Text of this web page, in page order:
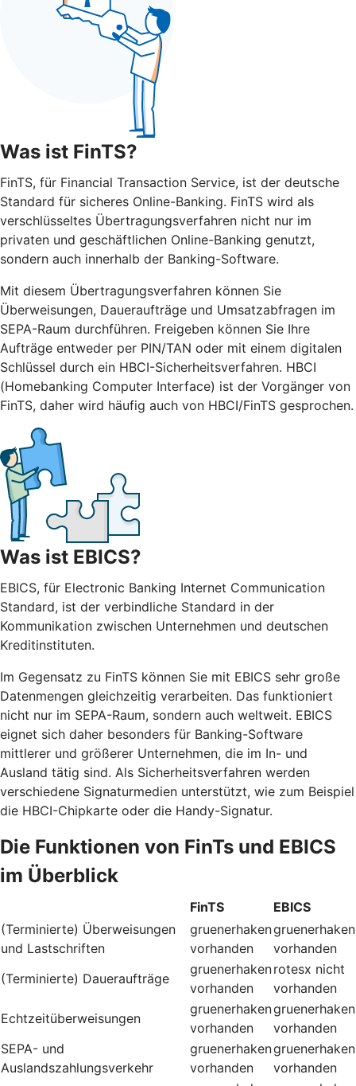
Was ist FinTS?
FinTS, für Financial Transaction Service, ist der deutsche
Standard für sicheres Online-Banking. FinTS wird als
verschlüsseltes Übertragungsverfahren nicht nur im
privaten und geschäftlichen Online-Banking genutzt,
sondern auch innerhalb der Banking-Software.
Mit diesem Übertragungsverfahren können Sie
Überweisungen, Daueraufträge und Umsatzabfragen im
SEPA-Raum durchführen. Freigeben können Sie Ihre
Aufträge entweder per PIN/TAN oder mit einem digitalen
Schlüssel durch ein HBCI-Sicherheitsverfahren. HBCI
(Homebanking Computer Interface) ist der Vorgänger von
FinTS, daher wird häufig auch von HBCI/FinTS gesprochen.
Was ist EBICS?
EBICS, für Electronic Banking Internet Communication
Standard, ist der verbindliche Standard in der
Kommunikation zwischen Unternehmen und deutschen
Kreditinstituten.
Im Gegensatz zu FinTS können Sie mit EBICS sehr große
Datenmengen gleichzeitig verarbeiten. Das funktioniert
nicht nur im SEPA-Raum, sondern auch weltweit. EBICS
eignet sich daher besonders für Banking-Software
mittlerer und größerer Unternehmen, die im In- und
Ausland tätig sind. Als Sicherheitsverfahren werden
verschiedene Signaturmedien unterstützt, wie zum Beispiel
die HBCI-Chipkarte oder die Handy-Signatur.
Die Funktionen von FinTs und EBICS
im Überblick
FinTS
EBICS
(Terminierte) Überweisungen
und Lastschriften
gruenerhaken
vorhanden
gruenerhaken
vorhanden
(Terminierte) Daueraufträge
gruenerhaken
vorhanden
rotesx nicht
vorhanden
Echtzeitüberweisungen
gruenerhaken
vorhanden
gruenerhaken
vorhanden
SEPA- und
Auslandszahlungsverkehr
gruenerhaken
vorhanden
gruenerhaken
vorhanden